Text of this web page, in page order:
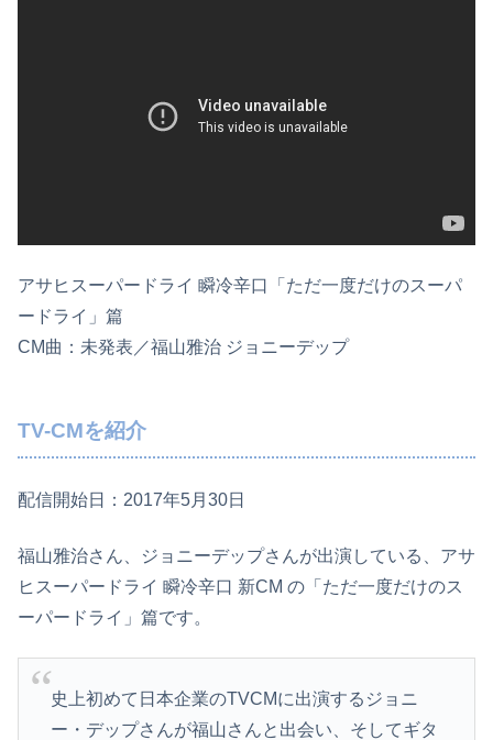
アサヒスーパードライ 瞬冷辛口「ただ一度だけのスーパ
ードライ」篇
CM曲：未発表／福山雅治 ジョニーデップ
TV-CMを紹介
配信開始日：2017年5月30日
福山雅治さん、ジョニーデップさんが出演している、アサ
ヒスーパードライ 瞬冷辛口 新CM の「ただ一度だけのス
ーパードライ」篇です。
史上初めて日本企業のTVCMに出演するジョニ
ー・デップさんが福山さんと出会い、そしてギタ